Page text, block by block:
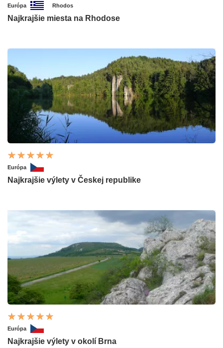
Európa Rhodos
Najkrajšie miesta na Rhodose
Európa
Najkrajšie výlety v Českej republike
Európa
Najkrajšie výlety v okolí Brna